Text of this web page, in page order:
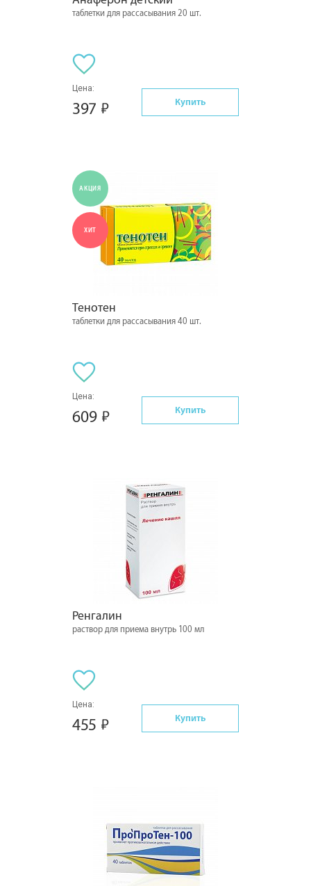
таблетки для рассасывания 20 шт.
Цена:
397 Купить
АКЦИЯ
ХИТ
Тенотен
таблетки для рассасывания 40 шт.
Цена:
609 Купить
Ренгалин
раствор для приема внутрь 100 мл
Цена:
455 Купить